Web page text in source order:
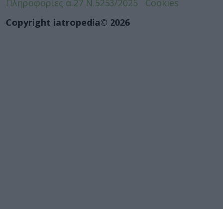
Πληροφορίες α.27 Ν.5253/2025
Cookies
Copyright iatropedia© 2026